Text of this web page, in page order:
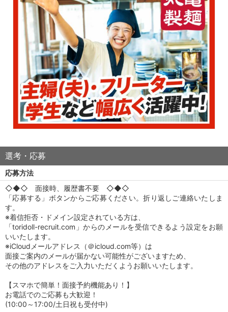
選考・応募
応募方法
◇◆◇ 面接時、履歴書不要 ◇◆◇
「応募する」ボタンからご応募ください。折り返しご連絡いたしま
す。
※着信拒否・ドメイン設定されている方は、
「toridoll-recruit.com」からのメールを受信できるよう設定をお願
いいたします。
※iCloudメールアドレス（＠icloud.com等）は
面接ご案内のメールが届かない可能性がございますため、
その他のアドレスをご入力いただくようお願いいたします。
【スマホで簡単！面接予約機能あり！】
お電話でのご応募も大歓迎！
(10:00～17:00/土日祝も受付中)